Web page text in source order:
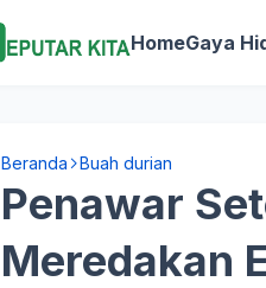
HomeGaya
Beranda Buah durian
Penawar
Meredakan